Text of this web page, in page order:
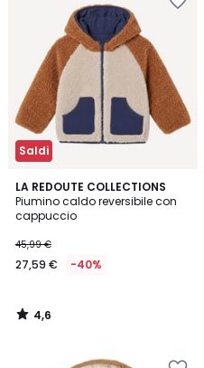
Saldi
LA REDOUTE COLLECTIONS
Piumino caldo reversibile con
cappuccio
45,99 €
27,59 € -40%
4,6
/ 5
4,6
/